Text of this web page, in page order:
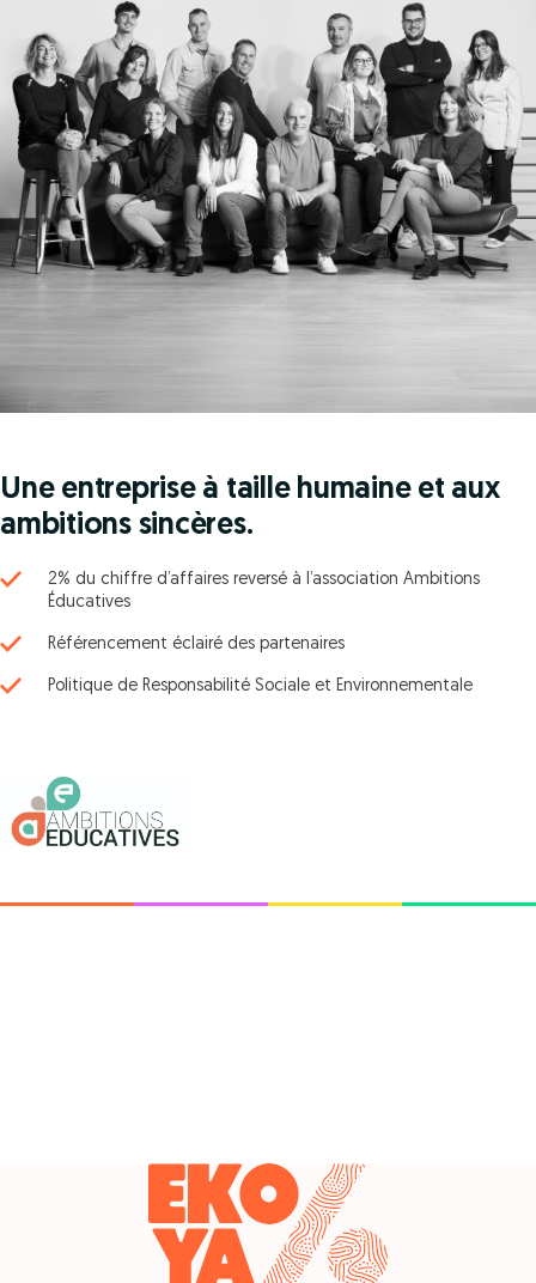
Une entreprise à taille humaine et aux
ambitions sincères.
2% du chiffre d’affaires reversé à l’association Ambitions
Éducatives
Référencement éclairé des partenaires
Politique de Responsabilité Sociale et Environnementale